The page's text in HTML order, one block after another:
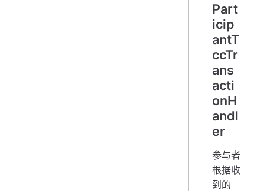
Part
icip
antT
ccTr
ans
acti
onH
andl
er
参与者
根据收
到的